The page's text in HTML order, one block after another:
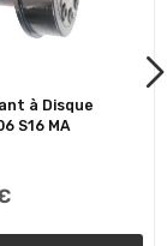
à Disque
S16 MA